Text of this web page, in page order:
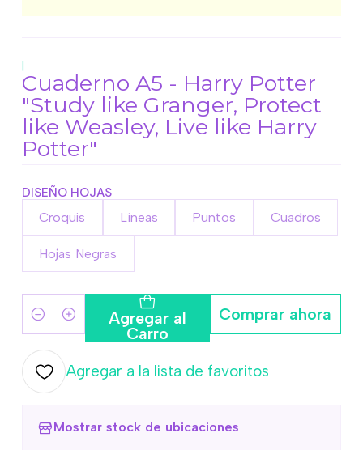
|
Cuaderno A5 - Harry Potter
"Study like Granger, Protect
like Weasley, Live like Harry
Potter"
DISEÑO HOJAS
Croquis Líneas Puntos Cuadros
Hojas Negras
Cantidad Agregar al
Carro
Comprar ahora
Agregar a la lista de favoritos
Mostrar stock de ubicaciones